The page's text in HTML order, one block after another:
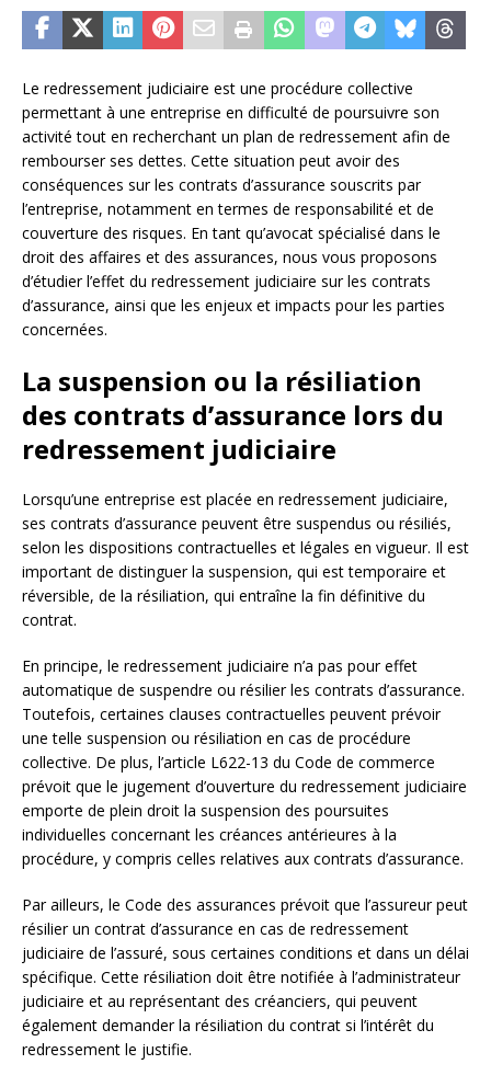
Le redressement judiciaire est une procédure collective
permettant à une entreprise en difficulté de poursuivre son
activité tout en recherchant un plan de redressement afin de
rembourser ses dettes. Cette situation peut avoir des
conséquences sur les contrats d’assurance souscrits par
l’entreprise, notamment en termes de responsabilité et de
couverture des risques. En tant qu’avocat spécialisé dans le
droit des affaires et des assurances, nous vous proposons
d’étudier l’effet du redressement judiciaire sur les contrats
d’assurance, ainsi que les enjeux et impacts pour les parties
concernées.
La suspension ou la résiliation
des contrats d’assurance lors du
redressement judiciaire
Lorsqu’une entreprise est placée en redressement judiciaire,
ses contrats d’assurance peuvent être suspendus ou résiliés,
selon les dispositions contractuelles et légales en vigueur. Il est
important de distinguer la suspension, qui est temporaire et
réversible, de la résiliation, qui entraîne la fin définitive du
contrat.
En principe, le redressement judiciaire n’a pas pour effet
automatique de suspendre ou résilier les contrats d’assurance.
Toutefois, certaines clauses contractuelles peuvent prévoir
une telle suspension ou résiliation en cas de procédure
collective. De plus, l’article L622-13 du Code de commerce
prévoit que le jugement d’ouverture du redressement judiciaire
emporte de plein droit la suspension des poursuites
individuelles concernant les créances antérieures à la
procédure, y compris celles relatives aux contrats d’assurance.
Par ailleurs, le Code des assurances prévoit que l’assureur peut
résilier un contrat d’assurance en cas de redressement
judiciaire de l’assuré, sous certaines conditions et dans un délai
spécifique. Cette résiliation doit être notifiée à l’administrateur
judiciaire et au représentant des créanciers, qui peuvent
également demander la résiliation du contrat si l’intérêt du
redressement le justifie.